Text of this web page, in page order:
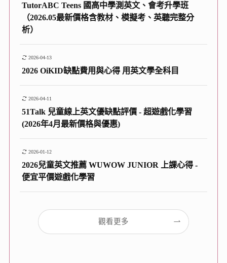
TutorABC Teens 國高中學測英文、會考升學班
（2026.05最新價格含教材、模擬考、英聽完整分
析）
2026-04-13
2026 OiKID缺點費用與心得 用英文學全科目
2026-04-11
51Talk 兒童線上英文優缺點評價 - 超遊戲化學習
(2026年4月最新價格與優惠)
2026-01-12
2026兒童英文推薦 WUWOW JUNIOR 上課心得 -
便宜平價遊戲化學習
觀看更多